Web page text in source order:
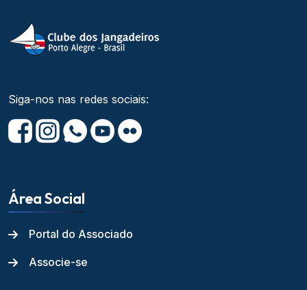
Siga-nos nas redes sociais:
Área Social
Portal do Associado
Associe-se